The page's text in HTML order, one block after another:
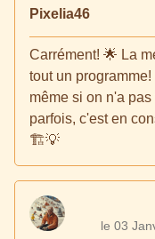
Pixelia46
Carrément! 🌟 La
tout un
même si on n'a
parfois, c'est en
🏗️💡
le 03